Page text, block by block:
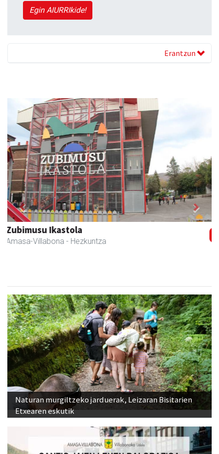
Egin AIURRIkide!
Erantzun
Iraola aholkularitza
Amasa-Villabona - Abokatuak
Previous Next
Naturan murgiltzeko jarduerak, Leizaran Bisitarien
Etxearen eskutik